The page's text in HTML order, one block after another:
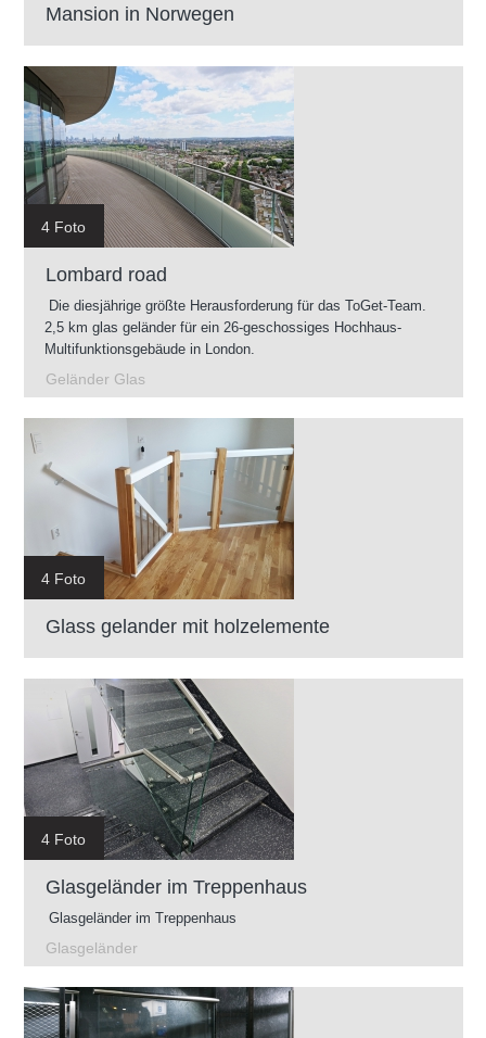
Mansion in Norwegen
4 Foto
Lombard road
Die diesjährige größte Herausforderung für das ToGet-Team.
2,5 km glas geländer für ein 26-geschossiges Hochhaus-
Multifunktionsgebäude in London.
Geländer Glas
4 Foto
Glass gelander mit holzelemente
4 Foto
Glasgeländer im Treppenhaus
Glasgeländer im Treppenhaus
Glasgeländer